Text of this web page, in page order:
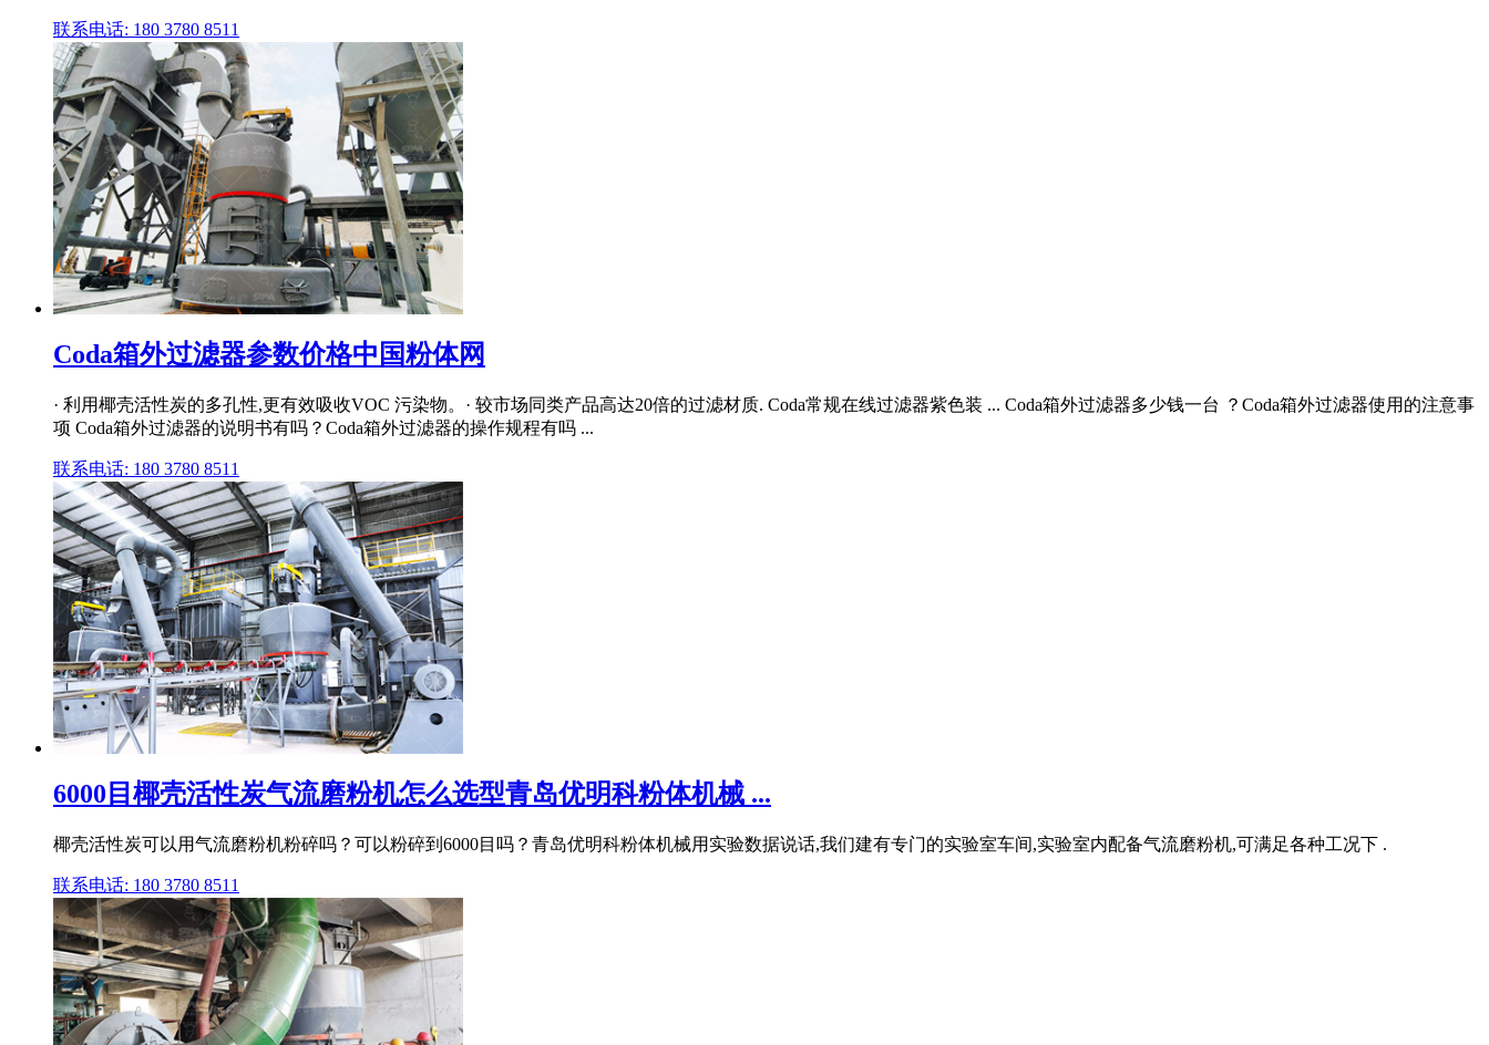
联系电话: 180 3780 8511
Coda箱外过滤器参数价格中国粉体网
· 利用椰壳活性炭的多孔性,更有效吸收VOC 污染物。· 较市场同类产品高达20倍的过滤材质. Coda常规在线过滤器紫色装 ... Coda箱外过滤器多少钱一台 ？Coda箱外过滤器使用的注意事
项 Coda箱外过滤器的说明书有吗？Coda箱外过滤器的操作规程有吗 ...
联系电话: 180 3780 8511
6000目椰壳活性炭气流磨粉机怎么选型青岛优明科粉体机械 ...
椰壳活性炭可以用气流磨粉机粉碎吗？可以粉碎到6000目吗？青岛优明科粉体机械用实验数据说话,我们建有专门的实验室车间,实验室内配备气流磨粉机,可满足各种工况下 .
联系电话: 180 3780 8511